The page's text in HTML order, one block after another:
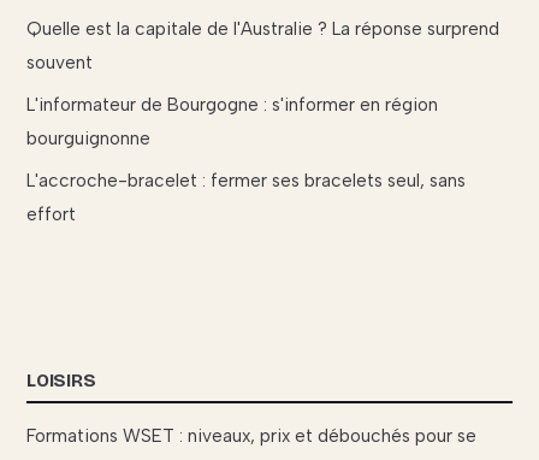
Quelle est la capitale de l'Australie ? La réponse surprend
souvent
L'informateur de Bourgogne : s'informer en région
bourguignonne
L'accroche-bracelet : fermer ses bracelets seul, sans
effort
LOISIRS
Formations WSET : niveaux, prix et débouchés pour se